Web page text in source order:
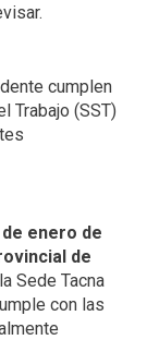
cumplen
Trabajo (SST)
de enero de
de
Sede Tacna
con las